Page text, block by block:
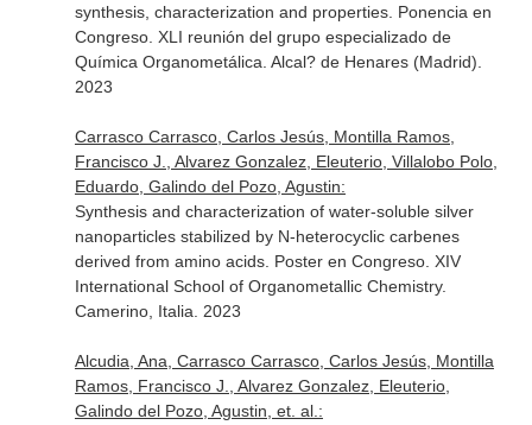
synthesis, characterization and properties. Ponencia en
Congreso. XLI reunión del grupo especializado de
Química Organometálica. Alcal? de Henares (Madrid).
2023
Carrasco Carrasco, Carlos Jesús, Montilla Ramos,
Francisco J., Alvarez Gonzalez, Eleuterio, Villalobo Polo,
Eduardo, Galindo del Pozo, Agustin:
Synthesis and characterization of water-soluble silver
nanoparticles stabilized by N-heterocyclic carbenes
derived from amino acids. Poster en Congreso. XIV
International School of Organometallic Chemistry.
Camerino, Italia. 2023
Alcudia, Ana, Carrasco Carrasco, Carlos Jesús, Montilla
Ramos, Francisco J., Alvarez Gonzalez, Eleuterio,
Galindo del Pozo, Agustin, et. al.: